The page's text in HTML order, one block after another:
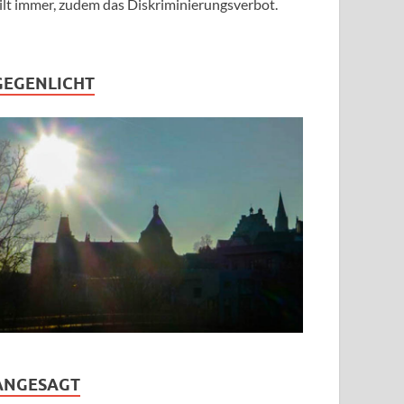
immer, zudem das Diskriminierungsverbot.